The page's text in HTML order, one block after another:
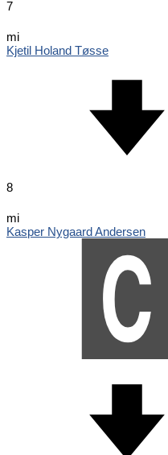
7
mi
Kjetil Holand Tøsse
8
mi
Kasper Nygaard Andersen